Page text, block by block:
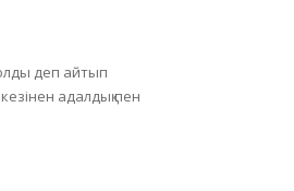
деп айтып
адалдық пен